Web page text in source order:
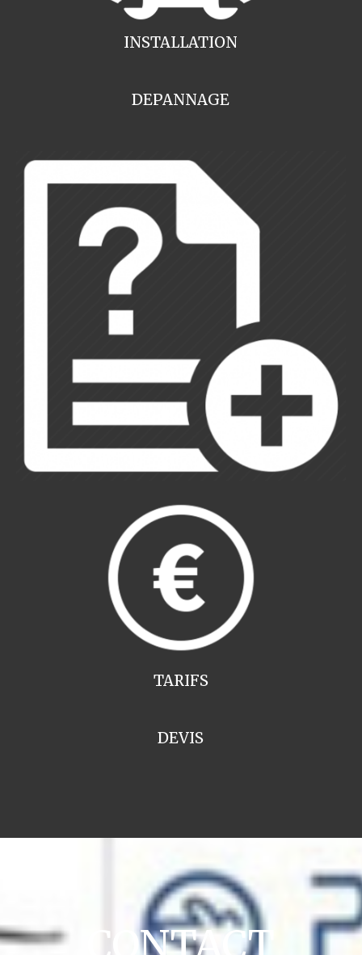
INSTALLATION
DEPANNAGE
TARIFS
DEVIS
CONTACT